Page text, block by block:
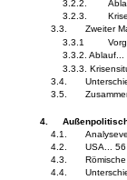
3.2.2.
3.2.3.
3.3.
Zweiter
3.3.1
3.3.2. Ablauf...
3.3.3.
3.4.
3.5.
4.
4.1.
4.2.
USA... 56
4.3.
4.4.